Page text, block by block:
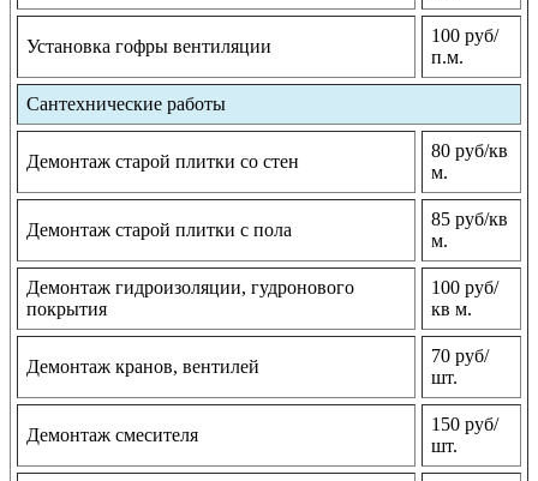
Установка гофры вентиляции
100 руб/
п.м.
Сантехнические работы
Демонтаж старой плитки со стен
80 руб/кв
м.
Демонтаж старой плитки с пола
85 руб/кв
м.
Демонтаж гидроизоляции, гудронового
покрытия
100 руб/
кв м.
Демонтаж кранов, вентилей
70 руб/
шт.
Демонтаж смесителя
150 руб/
шт.